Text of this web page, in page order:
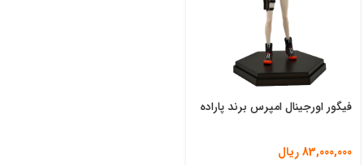
فیگور اورجینال امپرس برند پاراده
83,000,000ریال